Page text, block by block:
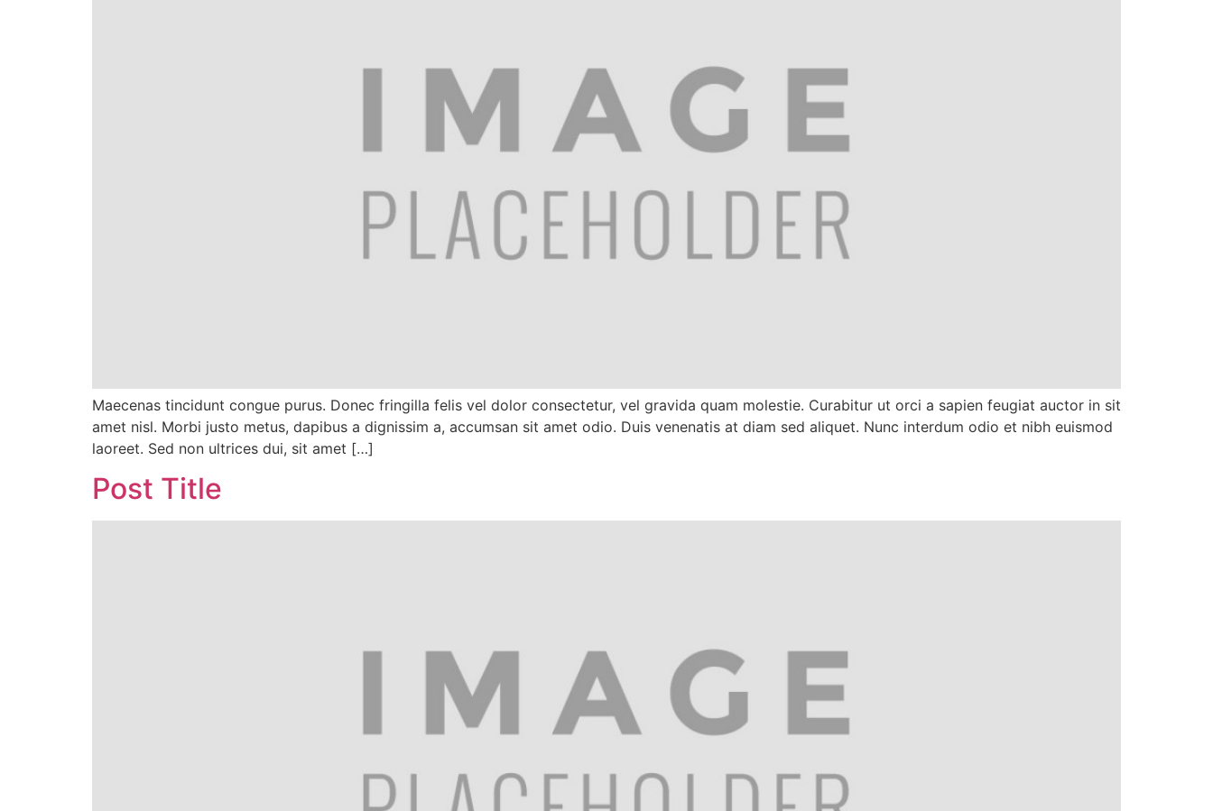
Maecenas tincidunt congue purus. Donec fringilla felis vel dolor consectetur, vel gravida quam molestie. Curabitur ut orci a sapien feugiat auctor in sit
amet nisl. Morbi justo metus, dapibus a dignissim a, accumsan sit amet odio. Duis venenatis at diam sed aliquet. Nunc interdum odio et nibh euismod
laoreet. Sed non ultrices dui, sit amet […]
Post Title